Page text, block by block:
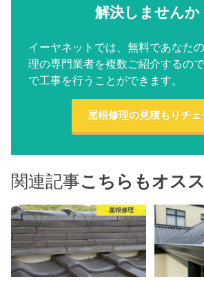
解決しませんか
イーヤネットでは、無料であなた
理の専門業者を複数ご紹介するの
で工事を行うことができます。
屋根修理の見積もりチェ
関連記事こちらもオス
屋根修理